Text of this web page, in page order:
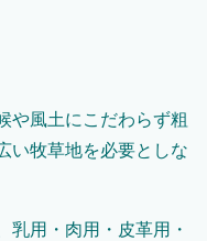
や風土にこだわらず粗
い牧草地を必要としな
乳用・肉用・皮革用・